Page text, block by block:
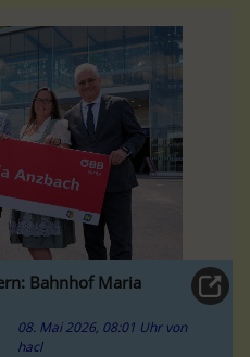
Bahnhof Maria
08. Mai 2026, 08:01 Uhr von
hacl